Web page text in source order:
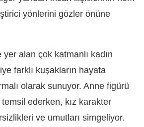
yönlerini gözler önüne
alan çok katmanlı kadın
farklı kuşakların hayata
olarak sunuyor. Anne figürü
ederken, kız karakter
ve umutları simgeliyor.